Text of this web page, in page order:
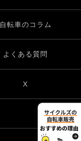
自転車のコラム
よくある質問
X